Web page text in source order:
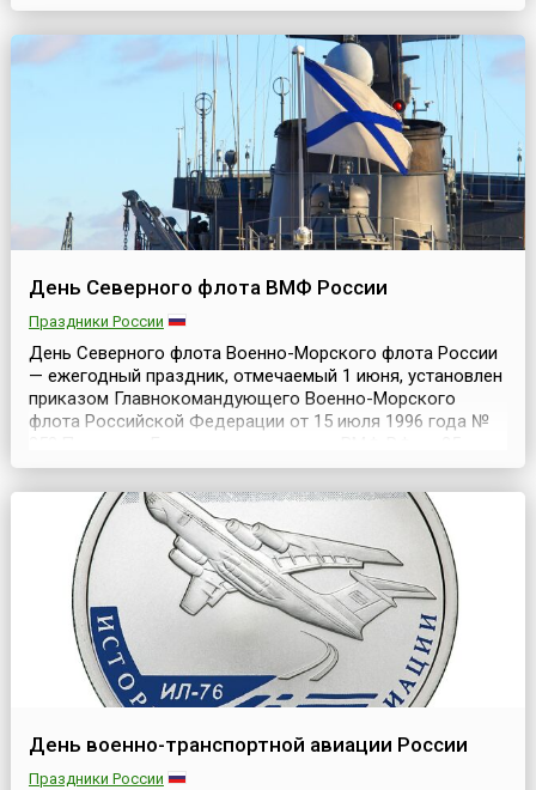
предложению Продовольственной и
сельскохозяйственной организации ООН (ФАО). С тех
пор традиция получила широкое распространение во
День Северного флота ВМФ России
Праздники России
День Северного флота Военно-Морского флота России
— ежегодный праздник, отмечаемый 1 июня, установлен
приказом Главнокомандующего Военно-Морского
флота Российской Федерации от 15 июля 1996 года №
2014 года годом образования Северного флота
определен 1733-й, а годовым праздником
подтверждена дата — 1 июня.Начиная с 15 века Белое и
Баренцево м...
День военно-транспортной авиации России
Праздники России